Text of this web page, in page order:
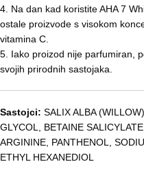
4. Na dan kad koristite AHA 7
ostale proizvode s visokom
vitamina C.
5. Iako proizod nije parfumiran,
svojih prirodnih sastojaka.
Sastojci: SALIX ALBA
GLYCOL, BETAINE
ARGININE, PANTHENOL,
ETHYL HEXANEDIOL